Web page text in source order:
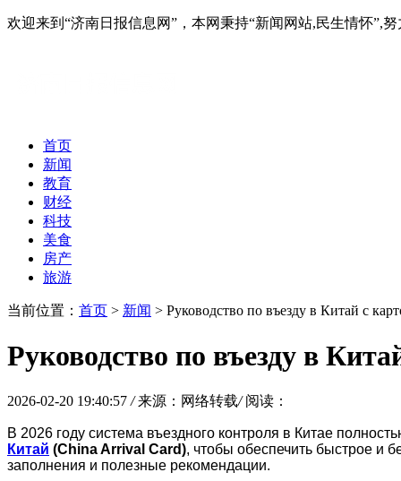
欢迎来到“济南日报信息网”，本网秉持“新闻网站,民生情怀”,
首页
新闻
教育
财经
科技
美食
房产
旅游
当前位置： 首页 > 新闻 > Руководство по въезду в Китай с
Руководство по въезду в
2026-02-20 19:40:57 / 来源：网络转载/ 阅读：
В 2026 году система въездного контроля в Китае
Китай (China Arrival Card), чтобы обеспечить быстрое и
заполнения и полезные рекомендации.